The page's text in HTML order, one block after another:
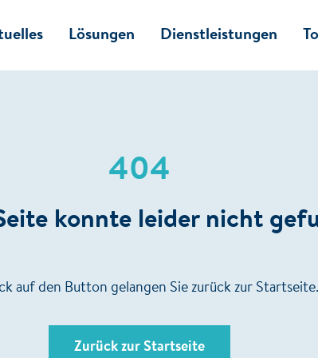
Lösungen Dienstleistungen
404
konnte leider nicht
auf den Button gelangen Sie zurück zur Startseite.
Zurück zur Startseite